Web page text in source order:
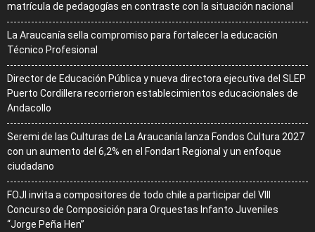
matrícula de pedagogías en contraste con la situación nacional
La Araucanía sella compromiso para fortalecer la educación
Técnico Profesional
Director de Educación Pública y nueva directora ejecutiva del SLEP
Puerto Cordillera recorrieron establecimientos educacionales de
Andacollo
Seremi de las Culturas de La Araucanía lanza Fondos Cultura 2027
con un aumento del 6,2% en el Fondart Regional y un enfoque
ciudadano
FOJI invita a compositores de todo chile a participar del VIII
Concurso de Composición para Orquestas Infanto Juveniles
“Jorge Peña Hen”